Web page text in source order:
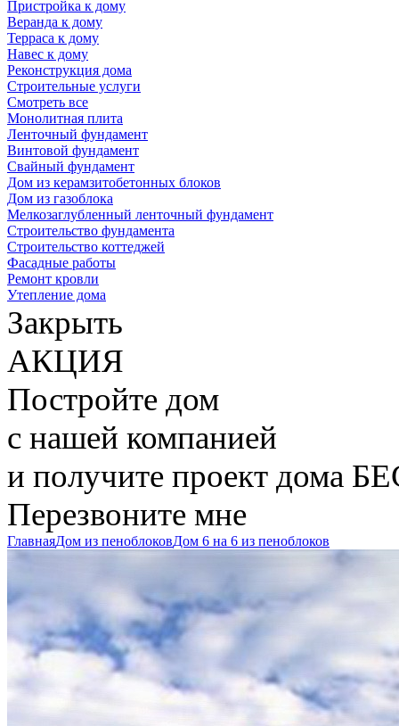
Пристройка к дому
Веранда к дому
Терраса к дому
Навес к дому
Реконструкция дома
Строительные услуги
Смотреть все
Монолитная плита
Ленточный фундамент
Винтовой фундамент
Свайный фундамент
Дом из керамзитобетонных блоков
Дом из газоблока
Мелкозаглубленный ленточный фундамент
Строительство фундамента
Строительство коттеджей
Фасадные работы
Ремонт кровли
Утепление дома
Закрыть
АКЦИЯ
Постройте дом
с нашей компанией
и получите проект дома
Перезвоните мне
ГлавнаяДом из пеноблоковДом 6 на 6 из пеноблоков